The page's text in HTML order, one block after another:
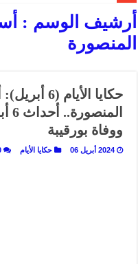
المصيف.. من كرسي على الشاطئ
القاهرة «ألف ليلة وليلة».. كيف
القاهرة «ألف ليلة وليلة».. كيف
كيوبيد.. حارس الحب الضائع في بيت
«كوم النور».. ريم بسيوني تُعيد
الأدب والساحرة المستديرة.. كيف
أرشيف الوسم :
المنصورة
حكايا
ووفاة بورقيبة
2024 أبريل 06 حكايا الأيام